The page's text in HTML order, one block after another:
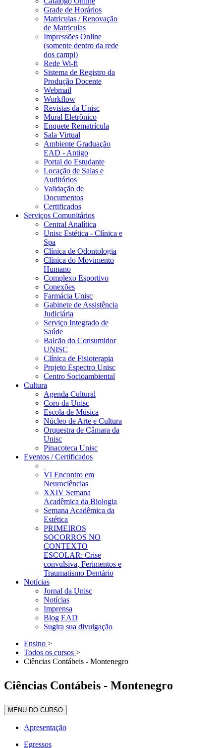
Grade de Horários
Matriculas / Renovação
de Matriculas
Impressões Online
(somente dentro da rede
dos campi)
Rede Wi-fi
Sistema de Registro da
Produção Docente
Webmail
Workflow
Revistas da Unisc
Mural Eletrônico
Enquete Rematrícula
Sala Virtual
Ambiente Graduação
EAD - Antigo
Portal do Estudante
Locação de Salas e
Auditórios
Validação de
Documentos
Certificados
Serviços Comunitários
Central Analítica
Unisc Estética - Clínica e
Spa
Clínica de Odontologia
Clínica do Movimento
Humano
Complexo Esportivo
Conexões
Farmácia Unisc
Gabinete de Assistência
Judiciária
Serviço Integrado de
Saúde
Balcão do Consumidor
UNISC
Clínica de Fisioterapia
Projeto Espectro Unisc
Centro Socioambiental
Cultura
Agenda Cultural
Coro da Unisc
Escola de Música
Núcleo de Arte e Cultura
Orquestra de Câmara da
Unisc
Pinacoteca Unisc
Eventos / Certificados
VI Encontro em
Neurociências
XXIV Semana
Acadêmica da Biologia
Semana Acadêmica da
Estética
PRIMEIROS
SOCORROS NO
CONTEXTO
ESCOLAR: Crise
convulsiva, Ferimentos e
Traumatismo Dentário
Notícias
Jornal da Unisc
Notícias
Imprensa
Blog EAD
Sugira sua divulgação
Ensino >
Todos os cursos >
Ciências Contábeis - Montenegro
Ciências Contábeis - Montenegro
MENU DO CURSO
Apresentação
Egressos